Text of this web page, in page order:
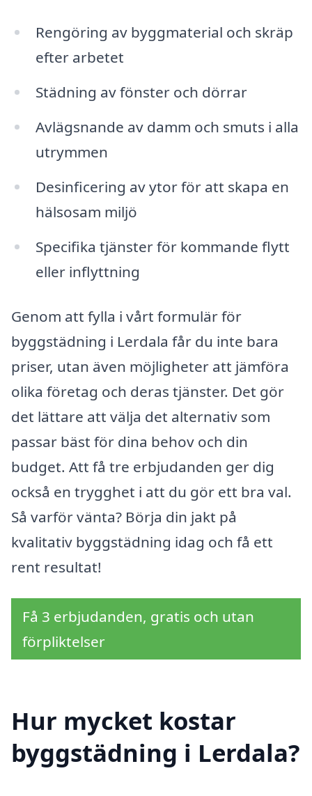
Rengöring av byggmaterial och skräp
efter arbetet
Städning av fönster och dörrar
Avlägsnande av damm och smuts i alla
utrymmen
Desinficering av ytor för att skapa en
hälsosam miljö
Specifika tjänster för kommande flytt
eller inflyttning
Genom att fylla i vårt formulär för
byggstädning i Lerdala får du inte bara
priser, utan även möjligheter att jämföra
olika företag och deras tjänster. Det gör
det lättare att välja det alternativ som
passar bäst för dina behov och din
budget. Att få tre erbjudanden ger dig
också en trygghet i att du gör ett bra val.
Så varför vänta? Börja din jakt på
kvalitativ byggstädning idag och få ett
rent resultat!
Få 3 erbjudanden, gratis och utan
förpliktelser
Hur mycket kostar
byggstädning i Lerdala?